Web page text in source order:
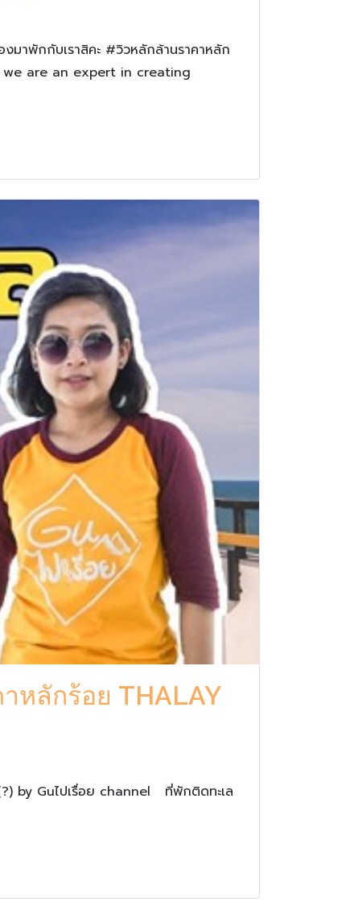
มาพักกับเราสิคะ #วิวหลักล้านราคาหลัก
are an expert in creating
หลักร้อย THALAY
by Guไปเรื่อย channel ที่พักติดทะเล